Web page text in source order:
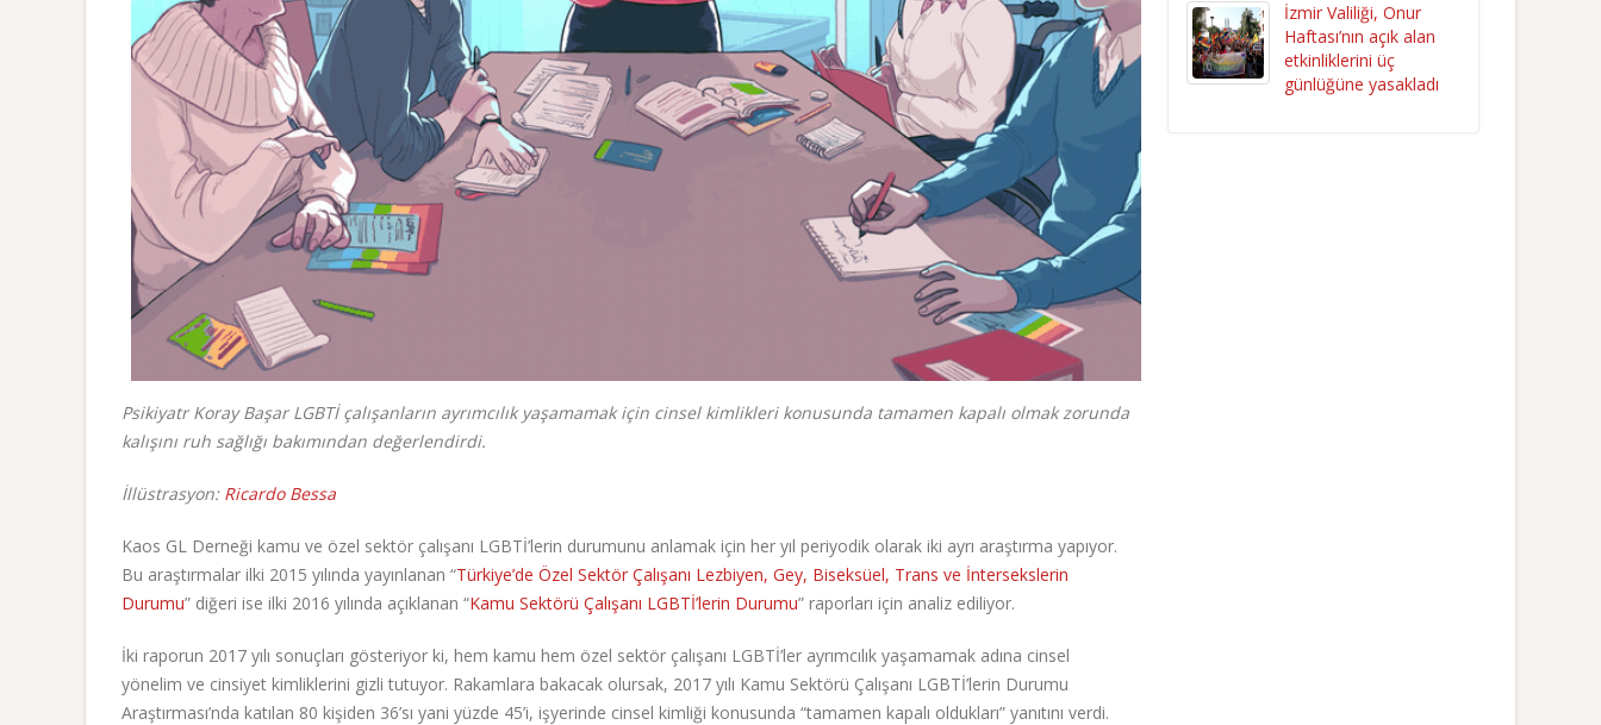
Psikiyatr Koray Başar LGBTİ çalışanların ayrımcılık yaşamamak için cinsel kimlikleri konusunda tamamen kapalı olmak zorunda
kalışını ruh sağlığı bakımından değerlendirdi.
İllüstrasyon: Ricardo Bessa
Kaos GL Derneği kamu ve özel sektör çalışanı LGBTİ’lerin durumunu anlamak için her yıl periyodik olarak iki ayrı araştırma yapıyor.
Bu araştırmalar ilki 2015 yılında yayınlanan “Türkiye’de Özel Sektör Çalışanı Lezbiyen, Gey, Biseksüel, Trans ve İntersekslerin
Durumu” diğeri ise ilki 2016 yılında açıklanan “Kamu Sektörü Çalışanı LGBTİ’lerin Durumu” raporları için analiz ediliyor.
İki raporun 2017 yılı sonuçları gösteriyor ki, hem kamu hem özel sektör çalışanı LGBTİ’ler ayrımcılık yaşamamak adına cinsel
yönelim ve cinsiyet kimliklerini gizli tutuyor. Rakamlara bakacak olursak, 2017 yılı Kamu Sektörü Çalışanı LGBTİ’lerin Durumu
Araştırması’nda katılan 80 kişiden 36’sı yani yüzde 45’i, işyerinde cinsel kimliği konusunda “tamamen kapalı oldukları” yanıtını verdi.
İzmir Valiliği, Onur
Haftası’nın açık alan
etkinliklerini üç
günlüğüne yasakladı